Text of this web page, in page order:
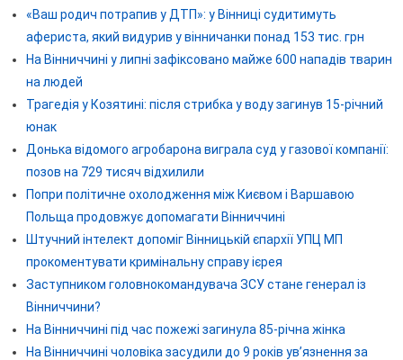
«Ваш родич потрапив у ДТП»: у Вінниці судитимуть
афериста, який видурив у вінничанки понад 153 тис. грн
На Вінниччині у липні зафіксовано майже 600 нападів тварин
на людей
Трагедія у Козятині: після стрибка у воду загинув 15-річний
юнак
Донька відомого агробарона виграла суд у газової компанії:
позов на 729 тисяч відхилили
Попри політичне охолодження між Києвом і Варшавою
Польща продовжує допомагати Вінниччині
Штучний інтелект допоміг Вінницькій єпархії УПЦ МП
прокоментувати кримінальну справу ієрея
Заступником головнокомандувача ЗСУ стане генерал із
Вінниччини?
На Вінниччині під час пожежі загинула 85-річна жінка
На Вінниччині чоловіка засудили до 9 років ув’язнення за